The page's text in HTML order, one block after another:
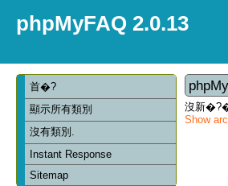
phpMyFAQ 2.0.13
首�?
顯示所有類別
沒有類別.
Instant Response
Sitemap
沒新
Show